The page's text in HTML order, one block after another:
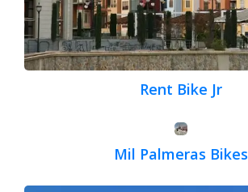
Rent Bike Jr
Mil Palmeras Bikes